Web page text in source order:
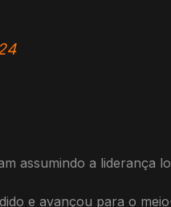
assumindo a liderança
e avançou para o